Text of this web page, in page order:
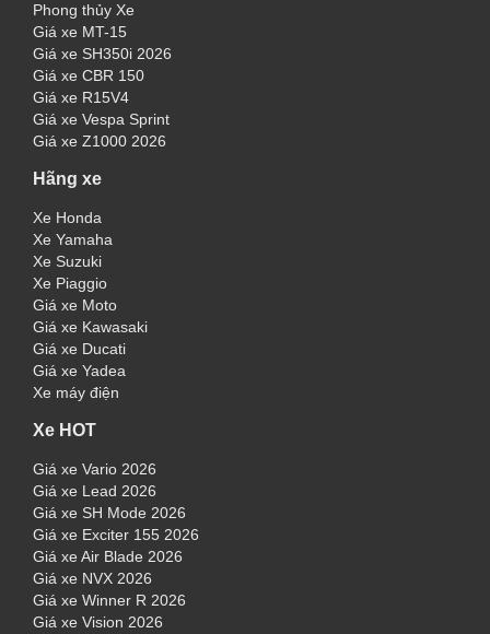
Phong thủy Xe
Giá xe MT-15
Giá xe SH350i 2026
Giá xe CBR 150
Giá xe R15V4
Giá xe Vespa Sprint
Giá xe Z1000 2026
Hãng xe
Xe Honda
Xe Yamaha
Xe Suzuki
Xe Piaggio
Giá xe Moto
Giá xe Kawasaki
Giá xe Ducati
Giá xe Yadea
Xe máy điện
Xe HOT
Giá xe Vario 2026
Giá xe Lead 2026
Giá xe SH Mode 2026
Giá xe Exciter 155 2026
Giá xe Air Blade 2026
Giá xe NVX 2026
Giá xe Winner R 2026
Giá xe Vision 2026